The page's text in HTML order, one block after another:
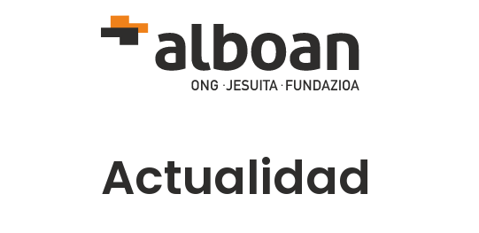
Pasar al contenido principal
Actualidad